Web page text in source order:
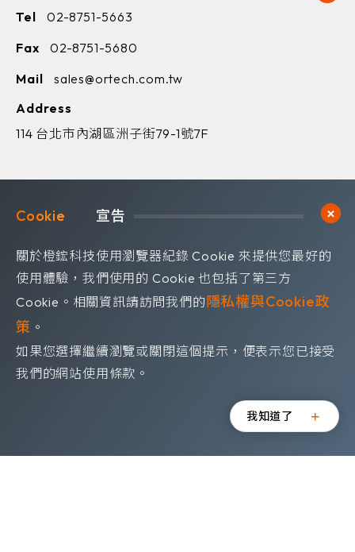
Tel
02-8751-5663
Fax
02-8751-5680
Mail
sales@ortech.com.tw
Address
114 台北市內湖區洲子街79-1號7F
Subscribe 訂閱電子報
宣告
關於橙鋐科技使用瀏覽器紀錄 Cookie 來提供您最好的
使用體驗，我們使用的 Cookie 也包括了第三方
Cookie。相關資訊請訪問我們的隱私權與Cookie政
策 。
如果您選擇繼續瀏覽或關閉這個提示，便表示您已接受
我們的網站使用條款。
我知道了